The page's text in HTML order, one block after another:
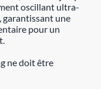
oscillant ultra-
garantissant une
pour un
ne doit être